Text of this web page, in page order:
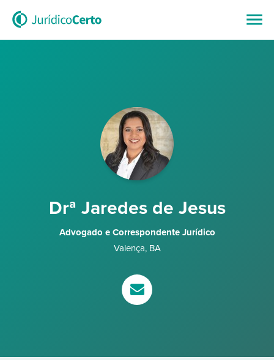
Drª Jaredes de Jesus
Advogado e Correspondente Jurídico
Valença, BA